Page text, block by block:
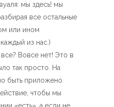
мы здесь! мы
все остальные
или ином
из нас.)
Вовсе нет! Это в
так просто. На
быть приложено
чтобы мы